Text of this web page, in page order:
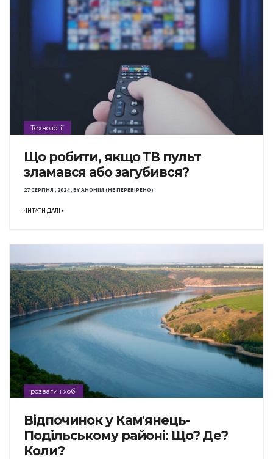
Технології
Що робити, якщо ТВ пульт
зламався або загубився?
27 СЕРПНЯ , 2024,BYАНОНІМ (НЕ ПЕРЕВІРЕНО)
ЧИТАТИ ДАЛІ
розваги і хобі
Відпочинок у Кам'янець-
Подільському районі: Що? Де?
Коли?